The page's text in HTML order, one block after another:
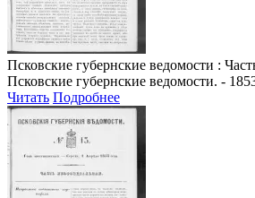
Псковские губернские ведомости :
Псковские губернские ведомости. -
Читать Подробнее